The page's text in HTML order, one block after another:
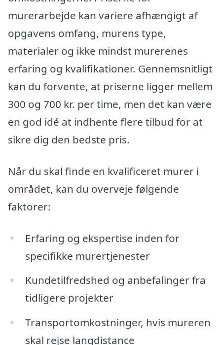
murerarbejde kan variere afhængigt af
opgavens omfang, murens type,
materialer og ikke mindst murerenes
erfaring og kvalifikationer. Gennemsnitligt
kan du forvente, at priserne ligger mellem
300 og 700 kr. per time, men det kan være
en god idé at indhente flere tilbud for at
sikre dig den bedste pris.
Når du skal finde en kvalificeret murer i
området, kan du overveje følgende
faktorer:
Erfaring og ekspertise inden for
specifikke murertjenester
Kundetilfredshed og anbefalinger fra
tidligere projekter
Transportomkostninger, hvis mureren
skal rejse langdistance